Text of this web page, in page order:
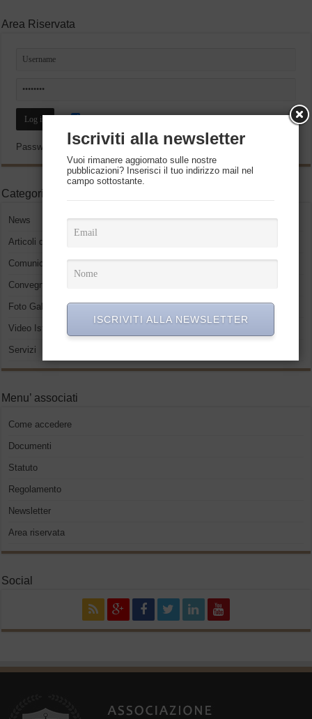
Area Riservata
Password dimenticata?
Categorie
News
Articoli del presidente
Comunicati Stampa
Convegni ed eventi
Foto Gallery
Video Istituzionali
Servizi
Menu’ associati
Come accedere
Documenti
Statuto
Regolamento
Newsletter
Area riservata
Social
Iscriviti alla newsletter
Vuoi rimanere aggiornato sulle nostre
pubblicazioni? Inserisci il tuo indirizzo mail nel
campo sottostante.
ISCRIVITI ALLA NEWSLETTER